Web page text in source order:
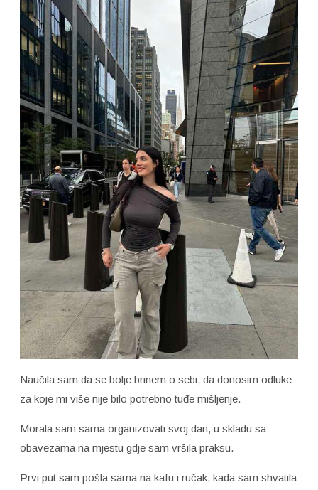
Naučila sam da se bolje brinem o sebi, da donosim odluke
za koje mi više nije bilo potrebno tuđe mišljenje.
Morala sam sama organizovati svoj dan, u skladu sa
obavezama na mjestu gdje sam vršila praksu.
Prvi put sam pošla sama na kafu i ručak, kada sam shvatila